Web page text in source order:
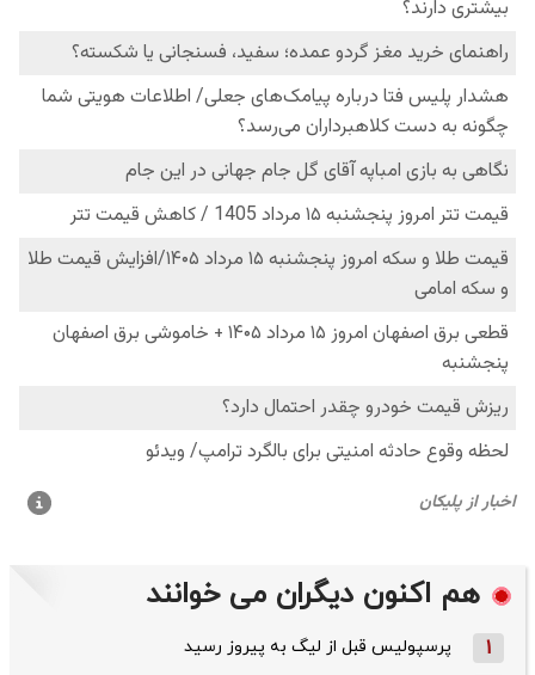
هم اکنون دیگران می خوانند
1 پرسپولیس قبل از لیگ به پیروز رسید